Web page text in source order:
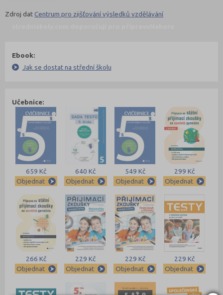
Zdroj datCentrum pro zjišťování výsledků vzdělávání
Ebook:
Jak se dostat na střední školu
Učebnice:
659 Kč
Objednat
640 Kč
Objednat
549 Kč
Objednat
299 Kč
Objednat
266 Kč
Objednat
229 Kč
Objednat
229 Kč
Objednat
229 Kč
Objednat